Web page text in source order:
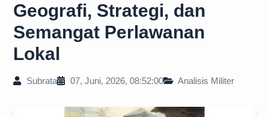
Geografi, Strategi, dan
Semangat Perlawanan
Lokal
Subrata 07, Juni, 2026, 08:52:00 Analisis Militer